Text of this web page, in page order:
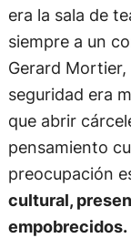
era la sala de
siempre a un
Gerard
seguridad era
que abrir
pensamiento
preocupación
cultural,
empobrecidos.